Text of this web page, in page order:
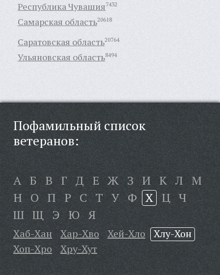
Республика Чувашия7432
Самарская область20618
Саратовская область20764
Ульяновская область8494
Пофамильный список
ветеранов:
А Б В Г Д Е Ж З И К Л М
Н О П Р С Т У Ф Х Ц Ч
Ш Щ Э Ю Я
Хаб-Хан Хар-Хво Хей-Хло
Хлу-Хон
Хоп-Хро
Хру-Хут